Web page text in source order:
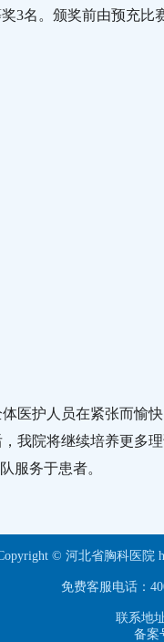
3名。颁奖前由预充
护人员在紧张而愉快
我院将继续培养更多
服务于患者。
© 河北省胸科医院
免费客服电话：
联系地
备案